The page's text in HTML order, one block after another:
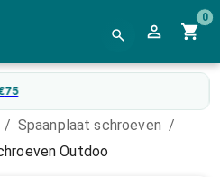
0
/ Spaanplaat schroeven /
Outdoo